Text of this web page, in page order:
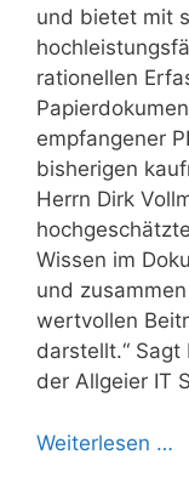
und bietet mit
rationellen
empfangener
bisherigen
Herrn Dirk
Wissen im
und
wertvollen
darstellt.“
der Allgeier IT
Weiterlesen …